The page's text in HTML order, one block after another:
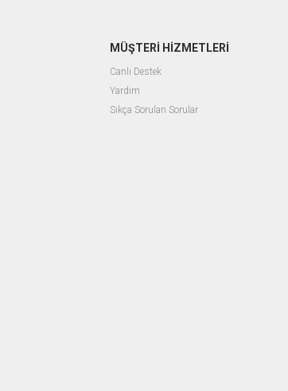
MÜŞTERİ HİZMETLERİ
Canlı Destek
Yardım
Sıkça Sorulan Sorular